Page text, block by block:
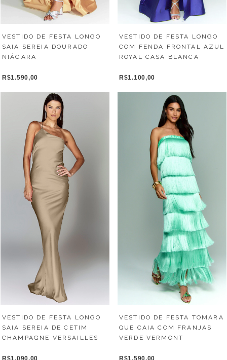
VESTIDO DE FESTA LONGO
SAIA SEREIA DOURADO
NIÁGARA
R$1.590,00
VESTIDO DE FESTA LONGO
COM FENDA FRONTAL AZUL
ROYAL CASA BLANCA
R$1.100,00
VESTIDO DE FESTA LONGO
SAIA SEREIA DE CETIM
CHAMPAGNE VERSAILLES
R$1.090,00
VESTIDO DE FESTA TOMARA
QUE CAIA COM FRANJAS
VERDE VERMONT
R$1.590,00